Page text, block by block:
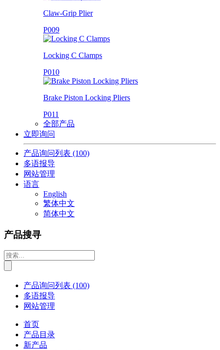
Claw-Grip Plier
P009
Locking C Clamps
P010
Brake Piston Locking Pliers
P011
全部产品
立即询问
产品询问列表 (100)
多语报导
网站管理
语言
English
繁体中文
简体中文
产品搜寻
产品询问列表 (100)
多语报导
网站管理
首页
产品目录
新产品